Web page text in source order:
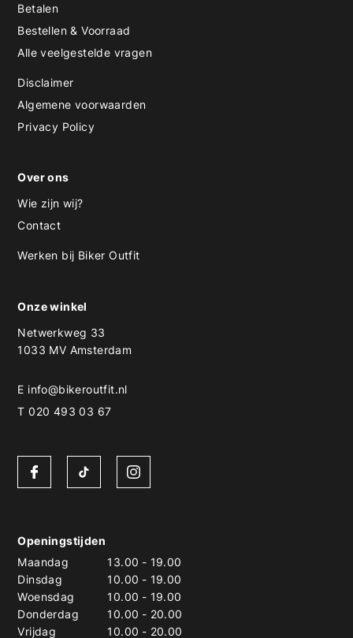
Betalen
Bestellen & Voorraad
Alle veelgestelde vragen
Disclaimer
Algemene voorwaarden
Privacy Policy
Over ons
Wie zijn wij?
Contact
Werken bij Biker Outfit
Onze winkel
Netwerkweg 33
1033 MV Amsterdam
E info@bikeroutfit.nl
T 020 493 03 67
Openingstijden
Maandag
13.00 - 19.00
Dinsdag
10.00 - 19.00
Woensdag
10.00 - 19.00
Donderdag
10.00 - 20.00
Vrijdag
10.00 - 20.00